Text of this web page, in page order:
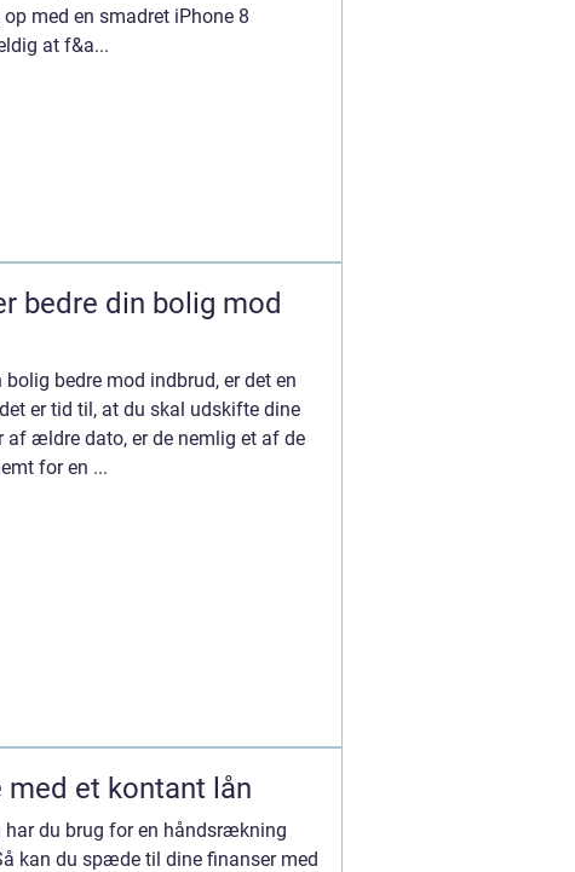
med en smadret iPhone 8
at f&a...
bedre din bolig mod
bedre mod indbrud, er det en
er tid til, at du skal udskifte dine
af ældre dato, er de nemlig et af de
for en ...
et kontant lån
har du brug for en håndsrækning
kan du spæde til dine finanser med